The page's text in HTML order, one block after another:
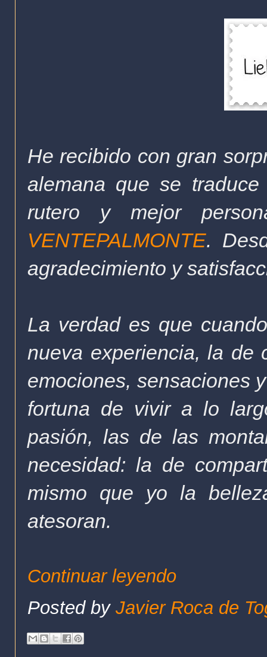
He recibido con gran
alemana que se
rutero y mejor
VENTEPALMONTE.
agradecimiento y
La verdad es que
nueva experiencia, la de
emociones, sensaciones
fortuna de vivir a lo
pasión, las de las
necesidad: la de
mismo que yo la
atesoran.
Continuar leyendo
Posted by Javier Roca de